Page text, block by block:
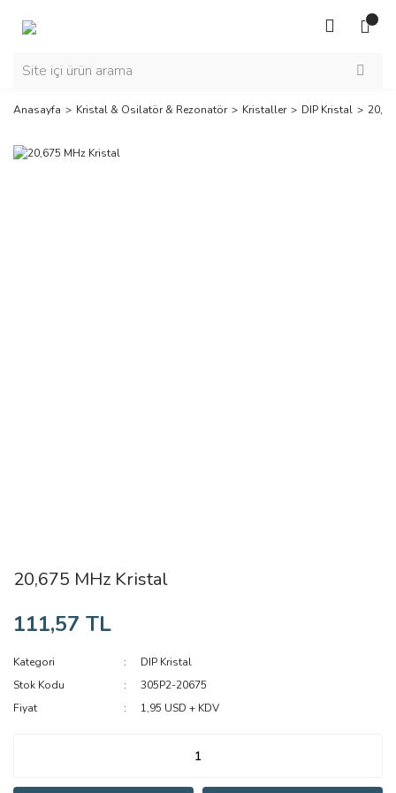
Anasayfa Kristal & Osilatör & Rezonatör Kristaller DIP Kristal
20,675 MHz Kristal
111,57 TL
Kategori
DIP Kristal
Stok Kodu
305P2-20675
Fiyat
1,95 USD + KDV